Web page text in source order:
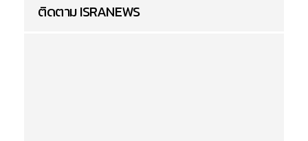
ติดตาม ISRANEWS